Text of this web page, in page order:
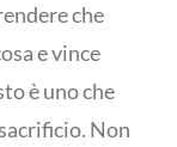
che
e vince
è uno che
Non